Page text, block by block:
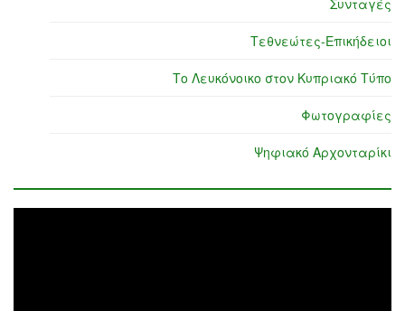
Συνταγές
Τεθνεώτες-Επικήδειοι
Το Λευκόνοικο στον Κυπριακό Τύπο
Φωτογραφίες
Ψηφιακό Αρχονταρίκι